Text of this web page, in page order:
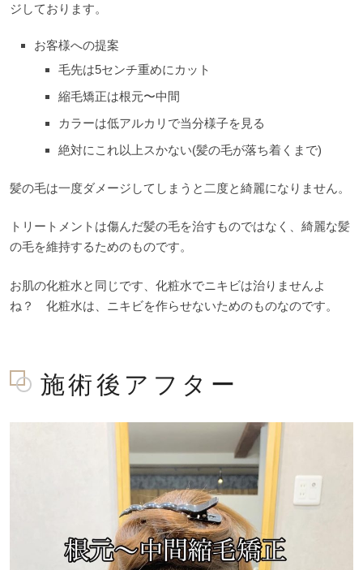
ジしております。
お客様への提案
毛先は5センチ重めにカット
縮毛矯正は根元〜中間
カラーは低アルカリで当分様子を見る
絶対にこれ以上スかない(髪の毛が落ち着くまで)
髪の毛は一度ダメージしてしまうと二度と綺麗になりません。
トリートメントは傷んだ髪の毛を治すものではなく、綺麗な髪
の毛を維持するためのものです。
お肌の化粧水と同じです、化粧水でニキビは治りませんよ
ね？ 化粧水は、ニキビを作らせないためのものなのです。
施術後アフター